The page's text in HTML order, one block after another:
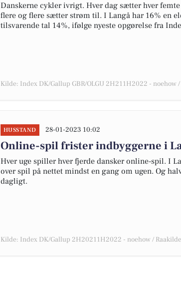
Danskerne cykler ivrigt. Hver dag sætter hver
flere og flere sætter strøm til. I Langå har 16% en
tilsvarende tal 14%, ifølge nyeste opgørelse fra
Kilde: Index DK/Gallup GBR/OLGU 2H211H2022 - noehow
HUSSTAND 28-01-2023 10:02
Online-spil frister indbyggerne i
Hver uge spiller hver fjerde dansker online-spil. I
over spil på nettet mindst en gang om ugen. Og
dagligt.
Kilde: Index DK/Gallup 2H20211H2022 - noehow / Raakilde